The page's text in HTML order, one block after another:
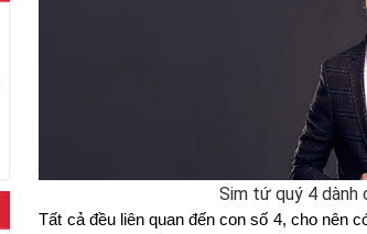
Sim tứ quý 4 dành
Tất cả đều liên quan đến con số 4, cho nên